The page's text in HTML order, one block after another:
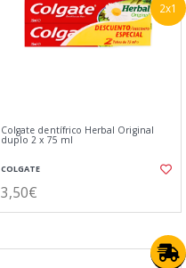
2x1
Colgate dentífrico Herbal Original
duplo 2 x 75 ml
COLGATE
3,50€